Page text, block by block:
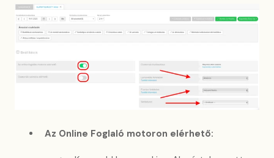
Az Online Foglaló motoron elérhető: